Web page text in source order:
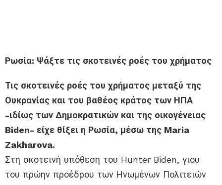
Ρωσία: Ψάξτε τις σκοτεινές ροές του χρήματος
Τις σκοτεινές ροές του χρήματος μεταξύ της
Ουκρανίας και του βαθέος κράτος των ΗΠΑ
-ιδίως των Δημοκρατικών και της οικογένειας
Biden- είχε θίξει η Ρωσία, μέσω της Maria
Zakharova.
Στη σκοτεινή υπόθεση του Hunter Biden, γιου
του πρώην προέδρου των Ηνωμένων Πολιτειών